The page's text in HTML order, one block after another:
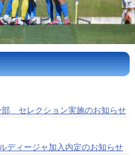
リー
カー部 クレド
セレクション実施のお知らせ
ディージャ加入内定のお知らせ